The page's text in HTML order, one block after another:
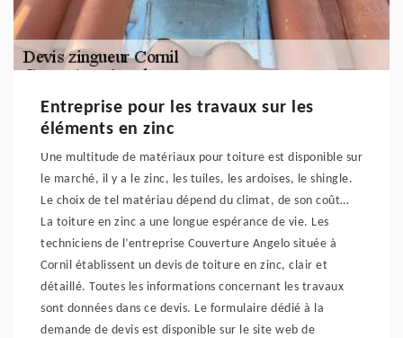
Entreprise pour les travaux sur les
éléments en zinc
Une multitude de matériaux pour toiture est disponible sur
le marché, il y a le zinc, les tuiles, les ardoises, le shingle.
Le choix de tel matériau dépend du climat, de son coût…
La toiture en zinc a une longue espérance de vie. Les
techniciens de l’entreprise Couverture Angelo située à
Cornil établissent un devis de toiture en zinc, clair et
détaillé. Toutes les informations concernant les travaux
sont données dans ce devis. Le formulaire dédié à la
demande de devis est disponible sur le site web de